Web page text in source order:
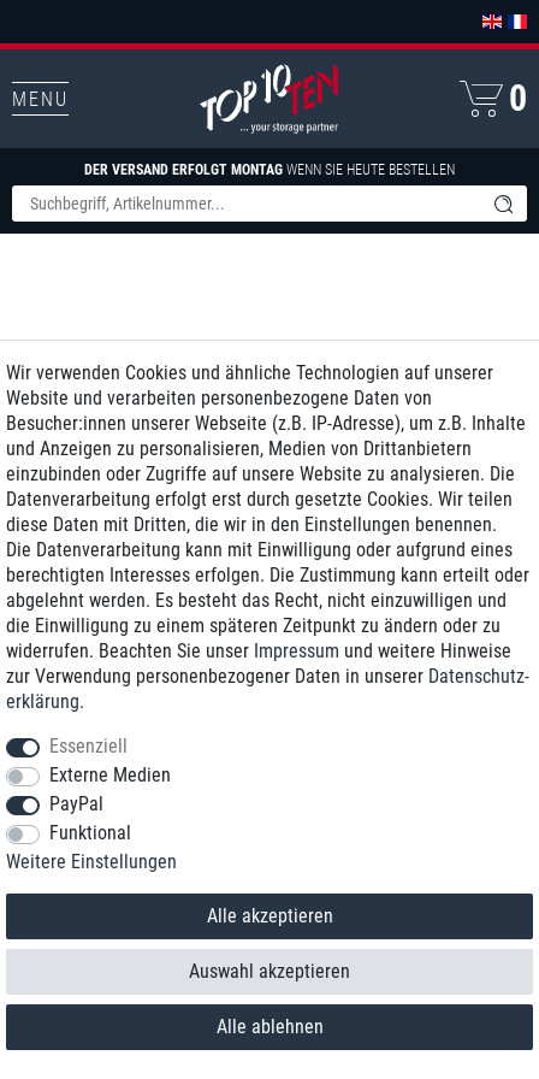
MENU
DER VERSAND ERFOLGT MONTAG WENN SIE HEUTE BESTELLEN
0
Vertrag widerrufen
Wir verwenden Cookies und ähnliche Technologien auf unserer
Website und verarbeiten personenbezogene Daten von
Besucher:innen unserer Webseite (z.B. IP-Adresse), um z.B. Inhalte
und Anzeigen zu personalisieren, Medien von Drittanbietern
einzubinden oder Zugriffe auf unsere Website zu analysieren. Die
Datenverarbeitung erfolgt erst durch gesetzte Cookies. Wir teilen
diese Daten mit Dritten, die wir in den Einstellungen benennen.
Die Datenverarbeitung kann mit Einwilligung oder aufgrund eines
berechtigten Interesses erfolgen. Die Zustimmung kann erteilt oder
abgelehnt werden. Es besteht das Recht, nicht einzuwilligen und
die Einwilligung zu einem späteren Zeitpunkt zu ändern oder zu
widerrufen. Beachten Sie unser Impressum und weitere Hinweise
zur Verwendung personenbezogener Daten in unserer Daten­schutz­
erklärung.
Essenziell
Externe Medien
PayPal
Funktional
Weitere Einstellungen
Alle akzeptieren
Alle ablehnen
Auswahl akzeptieren